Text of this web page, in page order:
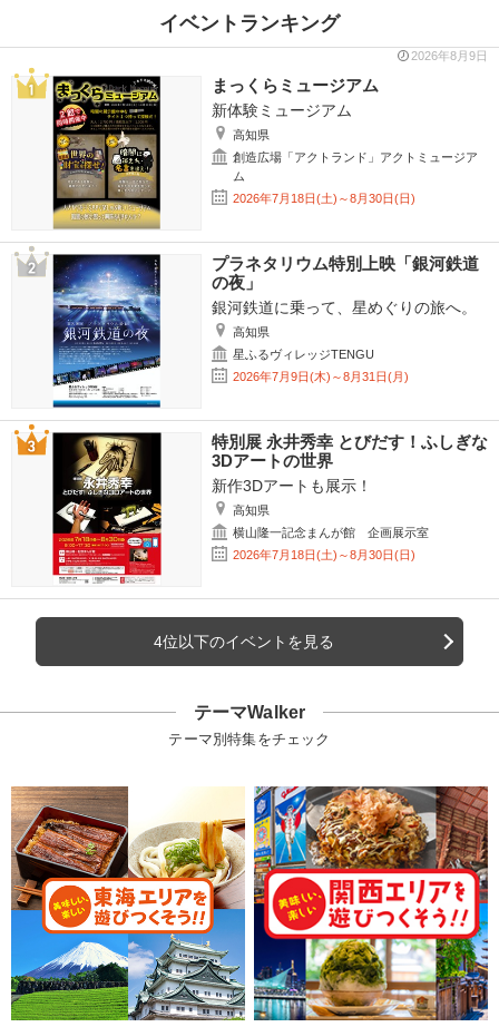
イベントランキング
2026年8月9日
まっくらミュージアム
新体験ミュージアム
高知県
創造広場「アクトランド」アクトミュージア
ム
2026年7月18日(土)～8月30日(日)
プラネタリウム特別上映「銀河鉄道
の夜」
銀河鉄道に乗って、星めぐりの旅へ。
高知県
星ふるヴィレッジTENGU
2026年7月9日(木)～8月31日(月)
特別展 永井秀幸 とびだす！ふしぎな
3Dアートの世界
新作3Dアートも展示！
高知県
横山隆一記念まんが館 企画展示室
2026年7月18日(土)～8月30日(日)
4位以下のイベントを見る
テーマWalker
テーマ別特集をチェック